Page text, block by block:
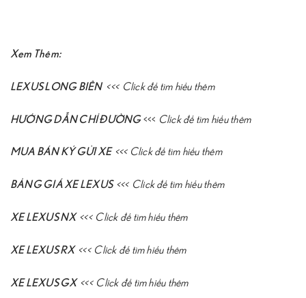
Xem Thêm:
LEXUS LONG BIÊN <<< Click để tìm hiểu thêm
HƯỚNG DẪN CHỈ ĐƯỜNG<<< Click để tìm hiểu thêm
MUA BÁN KÝ GỬI XE <<< Click để tìm hiểu thêm
BẢNG GIÁ XE LEXUS <<< Click để tìm hiểu thêm
XE LEXUS NX <<< Click để tìm hiểu thêm
XE LEXUS RX <<< Click để tìm hiểu thêm
XE LEXUS GX <<< Click để tìm hiểu thêm